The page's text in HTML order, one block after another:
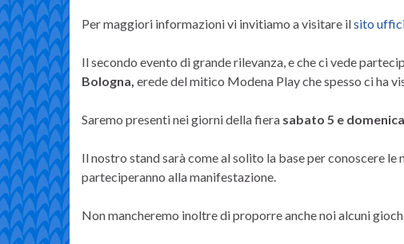
Per maggiori informazioni vi invitiamo a visitare ilsito
Il secondo evento di grande rilevanza, e che ci vede
Bologna, erede del mitico Modena Play che spesso ci ha
Saremo presenti nei giorni della fiera sabato 5 e
Il nostro stand sarà come al solito la base per conoscere
parteciperanno alla manifestazione.
Non mancheremo inoltre di proporre anche noi alcuni